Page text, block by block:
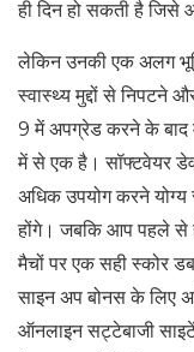
ही दिन हो सकती है जिसे
लेकिन उनकी एक अलग
स्वास्थ्य मुद्दों से निपटने
9 में अपग्रेड करने के
में से एक है। सॉफ्टवेयर
अधिक उपयोग करने
होंगे। जबकि आप पहले से
मैचों पर एक सही स्कोर
साइन अप बोनस के लिए
ऑनलाइन सट्टेबाजी